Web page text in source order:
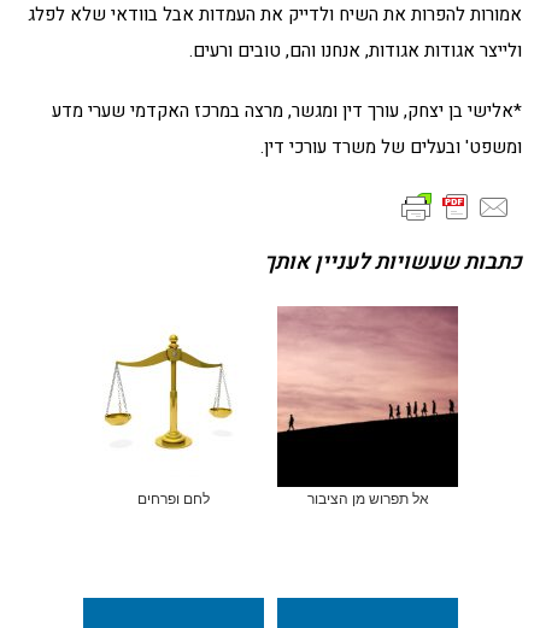
אמורות להפרות את השיח ולדייק את העמדות אבל בוודאי שלא לפלג
ולייצר אגודות אגודות, אנחנו והם, טובים ורעים.
*אלישי בן יצחק, עורך דין ומגשר, מרצה במרכז האקדמי שערי מדע
ומשפט' ובעלים של משרד עורכי דין.
כתבות שעשויות לעניין אותך
אל תפרוש מן הציבור לחם ופרחים